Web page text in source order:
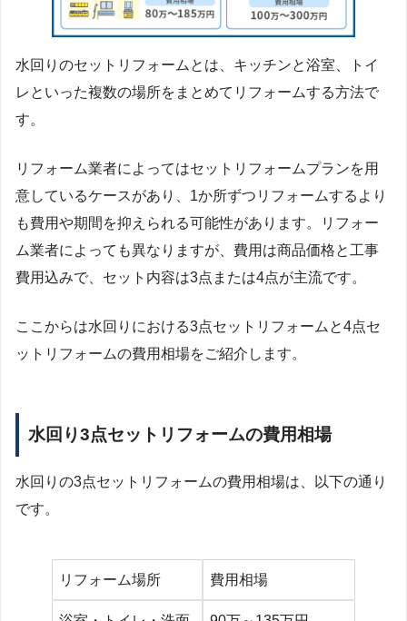
水回りのセットリフォームとは、キッチンと浴室、トイ
レといった複数の場所をまとめてリフォームする方法で
す。
リフォーム業者によってはセットリフォームプランを用
意しているケースがあり、1か所ずつリフォームするより
も費用や期間を抑えられる可能性があります。リフォー
ム業者によっても異なりますが、費用は商品価格と工事
費用込みで、セット内容は3点または4点が主流です。
ここからは水回りにおける3点セットリフォームと4点セ
ットリフォームの費用相場をご紹介します。
水回り3点セットリフォームの費用相場
水回りの3点セットリフォームの費用相場は、以下の通り
です。
リフォーム場所 費用相場